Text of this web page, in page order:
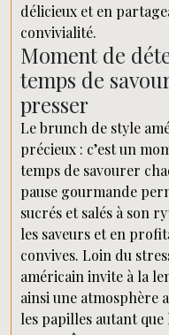
délicieux et en
convivialité.
Moment de
temps de
presser
Le brunch de style
précieux : c’est un
temps de savourer
pause gourmande
sucrés et salés à son
les saveurs et en
convives. Loin du
américain invite à la
ainsi une atmosphère
les papilles autant que